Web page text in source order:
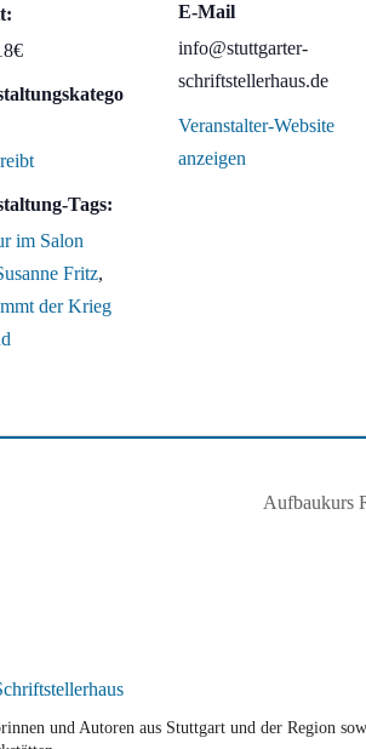
Tags:
im Salon
Fritz,
der Krieg
E-Mail
info@stuttgarter-
schriftstellerhaus.de
Veranstalter-Website
anzeigen
Aufbaukurs
und Autoren aus Stuttgart und der Region